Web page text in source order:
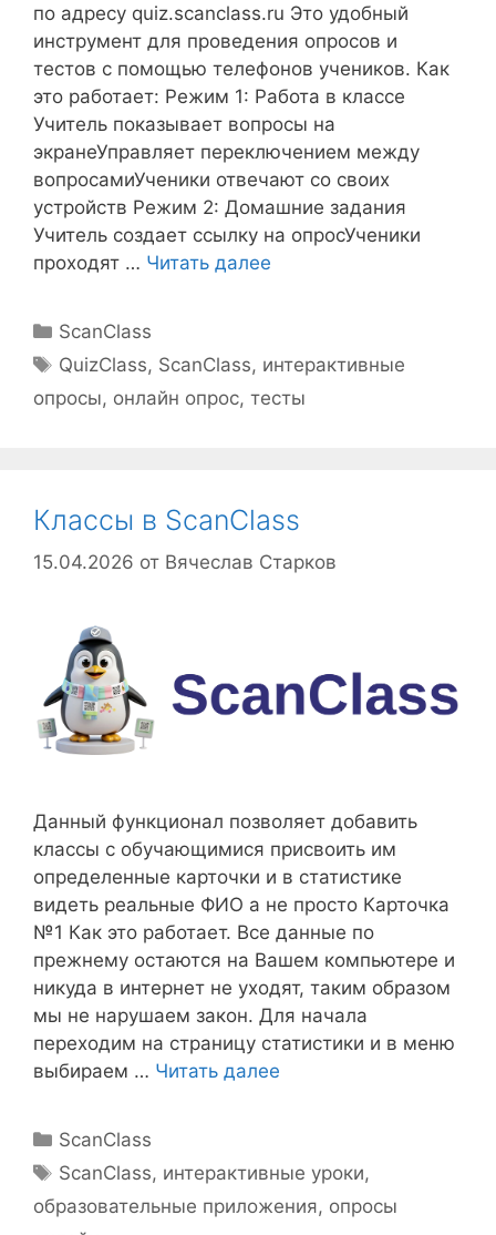
по адресу quiz.scanclass.ru Это удобный
инструмент для проведения опросов и
тестов с помощью телефонов учеников. Как
это работает: Режим 1: Работа в классе
Учитель показывает вопросы на
экранеУправляет переключением между
вопросамиУченики отвечают со своих
устройств Режим 2: Домашние задания
Учитель создает ссылку на опросУченики
проходят … Читать далее
Рубрики
ScanClass
Метки
QuizClass, ScanClass, интерактивные
опросы, онлайн опрос, тесты
Классы в ScanClass
15.04.2026 от Вячеслав Старков
Данный функционал позволяет добавить
классы с обучающимися присвоить им
определенные карточки и в статистике
видеть реальные ФИО а не просто Карточка
№1 Как это работает. Все данные по
прежнему остаются на Вашем компьютере и
никуда в интернет не уходят, таким образом
мы не нарушаем закон. Для начала
переходим на страницу статистики и в меню
выбираем … Читать далее
Рубрики
ScanClass
Метки
ScanClass, интерактивные уроки,
образовательные приложения, опросы